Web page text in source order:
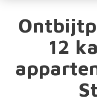
12